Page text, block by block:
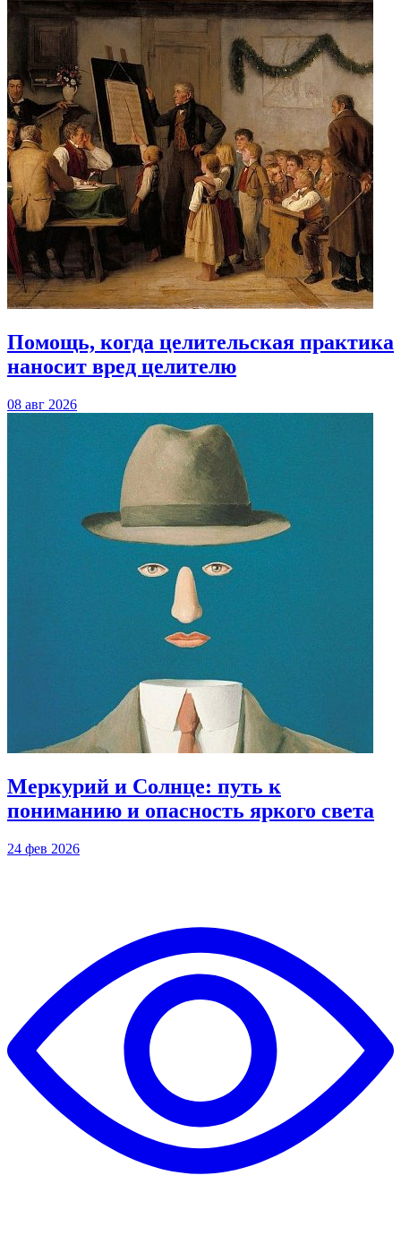
Помощь, когда целительская практика
наносит вред целителю
08 авг 2026
Меркурий и Солнце: путь к
пониманию и опасность яркого света
24 фев 2026